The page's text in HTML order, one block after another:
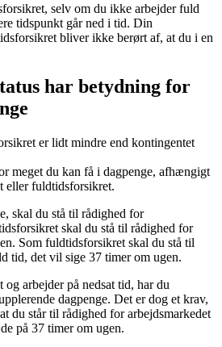
selv om du ikke arbejder fuld
tidspunkt går ned i tid. Din
bliver ikke berørt af, at du i en
har betydning for
er lidt mindre end kontingentet
meget du kan få i dagpenge, afhængigt
eller fuldtidsforsikret.
skal du stå til rådighed for
skal du stå til rådighed for
Som fuldtidsforsikret skal du stå til
tid, det vil sige 37 timer om ugen.
arbejder på nedsat tid, har du
dagpenge. Det er dog et krav,
du står til rådighed for arbejdsmarkedet
på 37 timer om ugen.